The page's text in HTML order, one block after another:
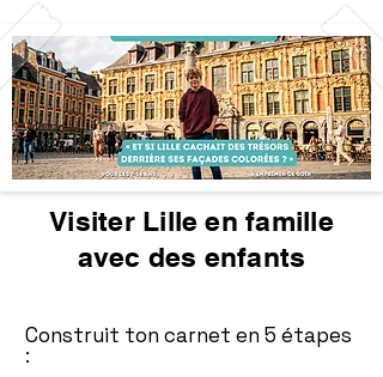
Visiter Lille en famille
avec des enfants
Construit ton carnet en 5 étapes
: